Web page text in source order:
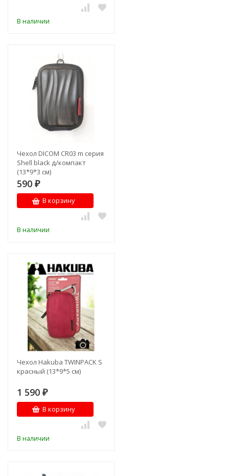
В наличии
Чехол DICOM CR03 m серия
Shell black д/компакт
(13*9*3 см)
590 ₽
В корзину
В наличии
Чехол Hakuba TWINPACK S
красный (13*9*5 см)
1 590 ₽
В корзину
В наличии